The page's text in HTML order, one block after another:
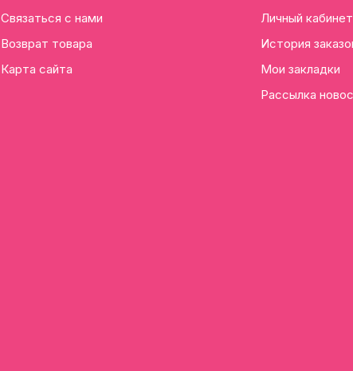
Связаться с нами
Возврат товара
Карта сайта
Личный кабинет
История
Мои закладки
Рассылка